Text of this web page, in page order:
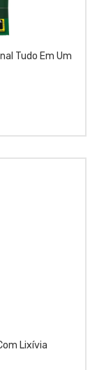
Tudo Em Um
Lixívia